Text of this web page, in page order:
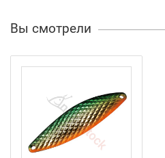
Вы смотрели